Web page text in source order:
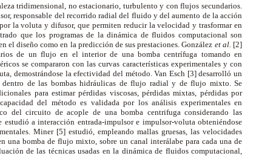
tridimensional, no estacionario, turbulento y con flujos secundarios.
responsable del recorrido radial del fluido y del aumento de la acción
la voluta y difusor, que permiten reducir la velocidad y trasformar en
que los programas de la dinámica de fluidos computacional son
el diseño como en la predicción de sus prestaciones. González et al. [2]
de un flujo en el interior de una bomba centrífuga tomando en
se compararon con las curvas características experimentales y con
demostrándose la efectividad del método. Van Esch [3] desarrolló un
de las bombas hidráulicas de flujo radial y de flujo mixto. Se
para estimar pérdidas viscosas, pérdidas mixtas, pérdidas por
del método es validada por los análisis experimentales en
del circuito de acople de una bomba centrifuga considerando las
a interacción entrada-impulsor e impulsor-voluta obteniéndose
Miner [5] estudió, empleando mallas gruesas, las velocidades
bomba de flujo mixto, sobre un canal interálabe para cada una de
de las técnicas usadas en la dinámica de fluidos computacional,